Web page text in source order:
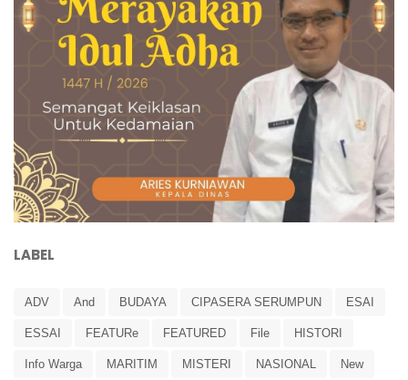
LABEL
ADV And BUDAYA CIPASERA SERUMPUN ESAI
ESSAI FEATURe FEATURED File HISTORI
Info Warga MARITIM MISTERI NASIONAL New